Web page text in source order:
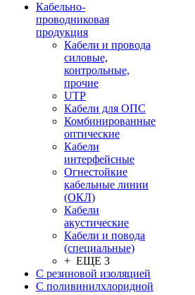
Кабельно-
проводниковая
продукция
Кабели и провода
силовые,
контрольные,
прочие
UTP
Кабели для ОПС
Комбинированные
оптические
Кабели
интерфейсные
Огнестойкие
кабельные линии
(ОКЛ)
Кабели
акустические
Кабели и повода
(специальные)
+ ЕЩЕ 3
С резиновой изоляцией
С поливинилхлоридной